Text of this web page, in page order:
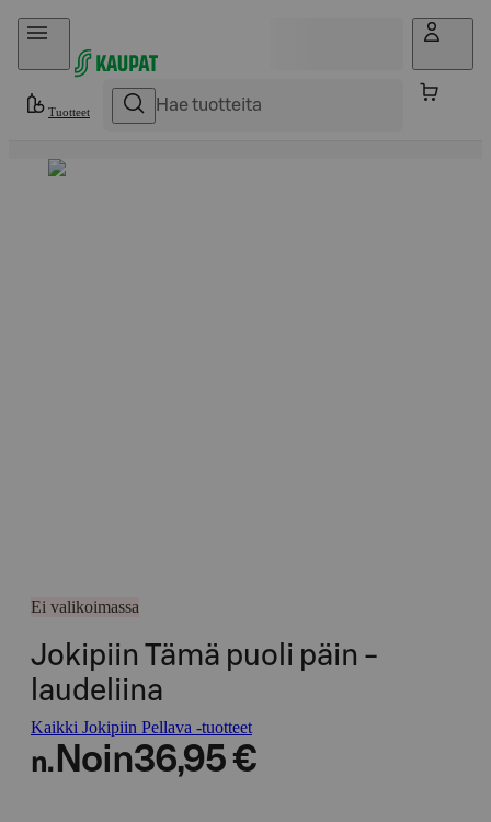
Hyppää sisältöön
Tuotteet
Ei valikoimassa
Jokipiin Tämä puoli päin -
laudeliina
Kaikki Jokipiin Pellava -tuotteet
n. Noin36,95 €